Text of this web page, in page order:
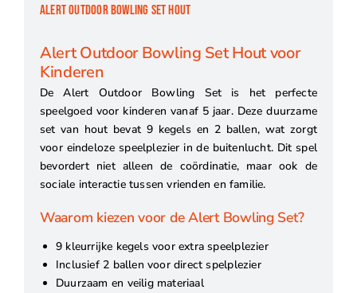
ALERT OUTDOOR BOWLING SET HOUT
Alert Outdoor Bowling Set Hout voor
Kinderen
De Alert Outdoor Bowling Set is het perfecte
speelgoed voor kinderen vanaf 5 jaar. Deze duurzame
set van hout bevat 9 kegels en 2 ballen, wat zorgt
voor eindeloze speelplezier in de buitenlucht. Dit spel
bevordert niet alleen de coördinatie, maar ook de
sociale interactie tussen vrienden en familie.
Waarom kiezen voor de Alert Bowling Set?
9 kleurrijke kegels voor extra speelplezier
Inclusief 2 ballen voor direct spelplezier
Duurzaam en veilig materiaal